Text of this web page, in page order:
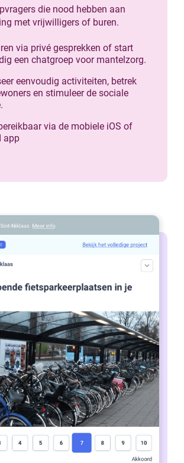
die nood hebben aan
met vrijwilligers of buren.
via privé gesprekken of start
een chatgroep voor mantelzorg.
eenvoudig activiteiten, betrek
en stimuleer de sociale
via de mobiele iOS of
app